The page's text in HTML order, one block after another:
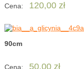
Cena: 120,00 zł
90cm
Cena: 50,00 zł